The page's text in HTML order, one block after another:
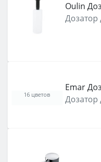
Oulin
Дозатор
Emar
Дозатор
16 цветов